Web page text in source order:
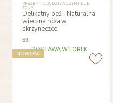
PREZENT DLA DZIEWCZYNY LUB
ŻONY
Delikatny beż - Naturalna
wieczna róża w
skrzyneczce
59,-
DOSTAWA WTOREK
NOWOŚĆ